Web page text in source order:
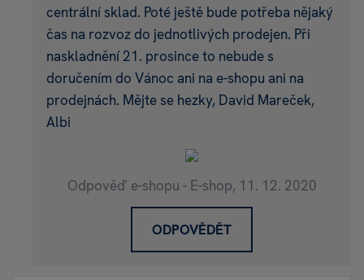
centrální sklad. Poté ještě bude potřeba nějaký
čas na rozvoz do jednotlivých prodejen. Při
naskladnění 21. prosince to nebude s
doručením do Vánoc ani na e-shopu ani na
prodejnách. Mějte se hezky, David Mareček,
Albi
Odpověď e-shopu - E-shop, 11. 12. 2020
ODPOVĚDĚT